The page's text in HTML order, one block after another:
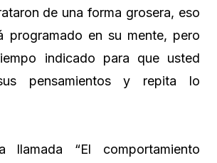
de una forma grosera, eso
programado en su mente, pero
indicado para que usted
pensamientos y repita lo
llamada “El comportamiento